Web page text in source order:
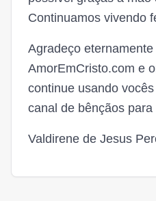
Continuamos vivendo
Agradeço
AmorEmCristo.com e
continue usando
canal de bênçãos
Valdirene de Jesus